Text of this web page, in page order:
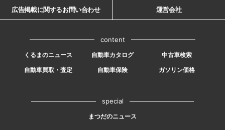
広告掲載に関するお問い合わせ 運営会社
content
くるまのニュース 自動車カタログ
中古車検索
自動車買取・査定
自動車保険 ガソリン価格
special
まつだのニュース